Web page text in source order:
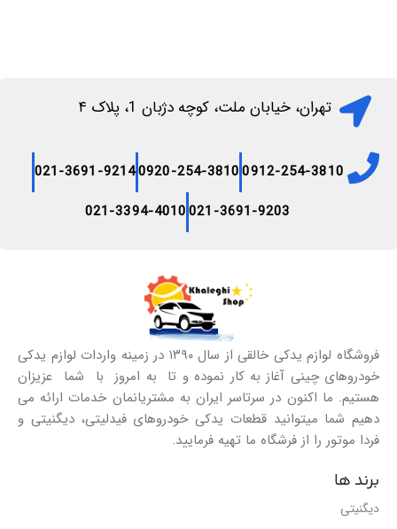
تهران، خیابان ملت، کوچه دژبان 1، پلاک ۴
0912-254-3810
0920-254-3810
021-3691-9214
021-3691-9203
021-3394-4010
فروشگاه لوازم یدکی خالقی از سال ۱۳۹۰ در زمینه واردات لوازم یدکی
خودروهای چینی آغاز به کار نموده و تا به امروز با شما عزیزان
هستیم. ما اکنون در سرتاسر ایران به مشتریانمان خدمات ارائه می
دهیم شما میتوانید قطعات یدکی خودروهای فیدلیتی، دیگنیتی و
فردا موتور را از فرشگاه ما تهیه فرمایید.
برند ها
دیگنیتی